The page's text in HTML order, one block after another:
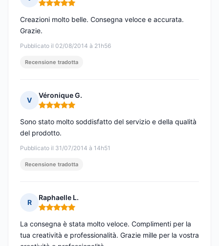
Nota: 5 su 5
Pubblicato il 02/08/2014 à 21h56
Creazioni molto belle. Consegna veloce e accurata.
Grazie.
Recensione tradotta
V
Véronique G.
Nota: 5 su 5
Pubblicato il 31/07/2014 à 14h51
Sono stato molto soddisfatto del servizio e della qualità
del prodotto.
Recensione tradotta
R
Raphaelle L.
Nota: 5 su 5
La consegna è stata molto veloce. Complimenti per la
tua creatività e professionalità. Grazie mille per la vostra